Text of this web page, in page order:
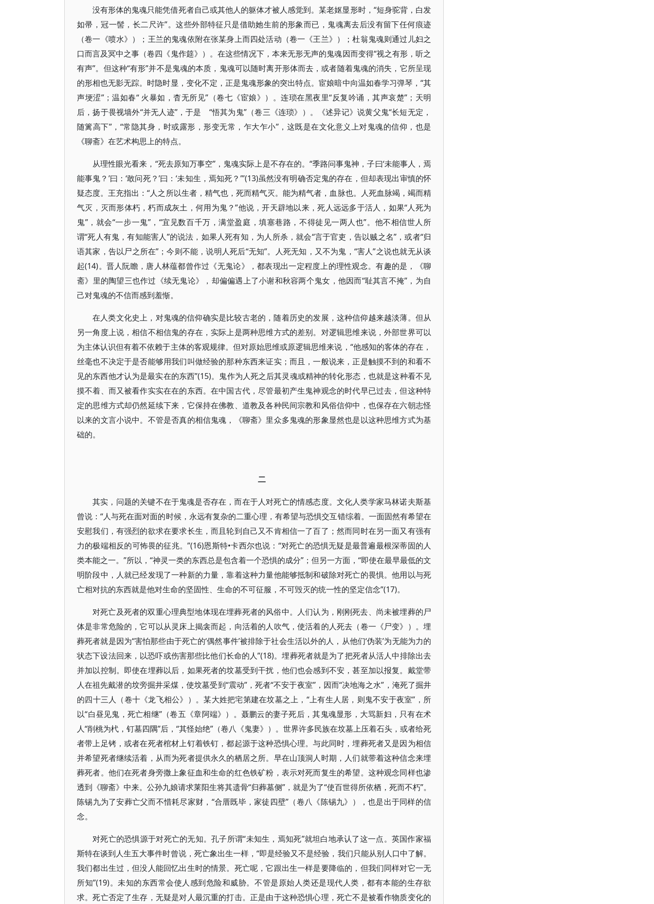
没有形体的鬼魂只能凭借死者自己或其他人的躯体才被人感觉到。某老妪显形时，“短身驼背，白发
如帚，冠一髻，长二尺许”。这些外部特征只是借助她生前的形象而已，鬼魂离去后没有留下任何痕迹
（卷一《喷水》）；王兰的鬼魂依附在张某身上而四处活动（卷一《王兰》）；杜翁鬼魂则通过儿妇之
口而言及冥中之事（卷四《鬼作筵》）。在这些情况下，本来无形无声的鬼魂因而变得“视之有形，听之
有声”。但这种“有形”并不是鬼魂的本质，鬼魂可以随时离开形体而去，或者随着鬼魂的消失，它所呈现
的形相也无影无踪。时隐时显，变化不定，正是鬼魂形象的突出特点。宦娘暗中向温如春学习弹琴，“其
声埂涩”；温如春“ 火暴如，杳无所见”（卷七《宦娘》）。连琐在黑夜里“反复吟诵，其声哀楚”；天明
后，扬于畏视墙外“并无人迹”，于是 “悟其为鬼”（卷三《连琐》）。《述异记》说黄父鬼“长短无定，
随篱高下”，“常隐其身，时或露形，形变无常，乍大乍小”，这既是在文化意义上对鬼魂的信仰，也是
《聊斋》在艺术构思上的特点。
从理性眼光看来，“死去原知万事空”，鬼魂实际上是不存在的。“季路问事鬼神，子曰‘未能事人，焉
能事鬼？’曰：‘敢问死？’曰：‘未知生，焉知死？’”(13)虽然没有明确否定鬼的存在，但却表现出审慎的怀
疑态度。王充指出：“人之所以生者，精气也，死而精气灭。能为精气者，血脉也。人死血脉竭，竭而精
气灭，灭而形体朽，朽而成灰土，何用为鬼？”他说，开天辟地以来，死人远远多于活人，如果“人死为
鬼”，就会“一步一鬼”，“宜见数百千万，满堂盈庭，填塞巷路，不得徒见一两人也”。他不相信世人所
谓“死人有鬼，有知能害人”的说法，如果人死有知，为人所杀，就会“言于官吏，告以贼之名”，或者“归
语其家，告以尸之所在”；今则不能，说明人死后“无知”。人死无知，又不为鬼，“害人”之说也就无从谈
起(14)。晋人阮瞻，唐人林蕴都曾作过《无鬼论》，都表现出一定程度上的理性观念。有趣的是，《聊
斋》里的陶望三也作过《续无鬼论》，却偏偏遇上了小谢和秋容两个鬼女，他因而“耻其言不掩”，为自
己对鬼魂的不信而感到羞惭。
在人类文化史上，对鬼魂的信仰确实是比较古老的，随着历史的发展，这种信仰越来越淡薄。但从
另一角度上说，相信不相信鬼的存在，实际上是两种思维方式的差别。对逻辑思维来说，外部世界可以
为主体认识但有着不依赖于主体的客观规律。但对原始思维或原逻辑思维来说，“他感知的客体的存在，
丝毫也不决定于是否能够用我们叫做经验的那种东西来证实；而且，一般说来，正是触摸不到的和看不
见的东西他才认为是最实在的东西”(15)。鬼作为人死之后其灵魂或精神的转化形态，也就是这种看不见
摸不着、而又被看作实实在在的东西。在中国古代，尽管最初产生鬼神观念的时代早已过去，但这种特
定的思维方式却仍然延续下来，它保持在佛教、道教及各种民间宗教和风俗信仰中，也保存在六朝志怪
以来的文言小说中。不管是否真的相信鬼魂，《聊斋》里众多鬼魂的形象显然也是以这种思维方式为基
础的。
二
其实，问题的关键不在于鬼魂是否存在，而在于人对死亡的情感态度。文化人类学家马林诺夫斯基
曾说：“人与死在面对面的时候，永远有复杂的二重心理，有希望与恐惧交互错综着。一面固然有希望在
安慰我们，有强烈的欲求在要求长生，而且轮到自己又不肯相信一了百了；然而同时在另一面又有强有
力的极端相反的可怖畏的征兆。”(16)恩斯特•卡西尔也说：“对死亡的恐惧无疑是最普遍最根深蒂固的人
类本能之一。”所以，“神灵一类的东西总是包含着一个恐惧的成分”；但另一方面，“即使在最早最低的文
明阶段中，人就已经发现了一种新的力量，靠着这种力量他能够抵制和破除对死亡的畏惧。他用以与死
亡相对抗的东西就是他对生命的坚固性、生命的不可征服，不可毁灭的统一性的坚定信念”(17)。
对死亡及死者的双重心理典型地体现在埋葬死者的风俗中。人们认为，刚刚死去、尚未被埋葬的尸
体是非常危险的，它可以从灵床上揭衾而起，向活着的人吹气，使活着的人死去（卷一《尸变》）。埋
葬死者就是因为“害怕那些由于死亡的‘偶然事件’被排除于社会生活以外的人，从他们‘伪装’为无能为力的
状态下设法回来，以恐吓或伤害那些比他们长命的人”(18)。埋葬死者就是为了把死者从活人中排除出去
并加以控制。即使在埋葬以后，如果死者的坟墓受到干扰，他们也会感到不安，甚至加以报复。戴堂带
人在祖先戴潜的坟旁掘井采煤，使坟墓受到“震动”，死者“不安于夜室”，因而“决地海之水”，淹死了掘井
的四十三人（卷十《龙飞相公》）。某大姓把宅第建在坟墓之上，“上有生人居，则鬼不安于夜室”，所
以“白昼见鬼，死亡相继”（卷五《章阿端》）。聂鹏云的妻子死后，其鬼魂显形，大骂新妇，只有在术
人“削桃为杙，钉墓四隅”后，“其怪始绝”（卷八《鬼妻》）。世界许多民族在坟墓上压着石头，或者给死
者带上足铐，或者在死者棺材上钉着铁钉，都起源于这种恐惧心理。与此同时，埋葬死者又是因为相信
并希望死者继续活着，从而为死者提供永久的栖居之所。早在山顶洞人时期，人们就带着这种信念来埋
葬死者。他们在死者身旁撒上象征血和生命的红色铁矿粉，表示对死而复生的希望。这种观念同样也渗
透到《聊斋》中来。公孙九娘请求莱阳生将其遗骨“归葬墓侧”，就是为了“使百世得所依栖，死而不朽”。
陈锡九为了安葬亡父而不惜耗尽家财，“合厝既毕，家徒四壁”（卷八《陈锡九》），也是出于同样的信
念。
对死亡的恐惧源于对死亡的无知。孔子所谓“未知生，焉知死”就坦白地承认了这一点。英国作家福
斯特在谈到人生五大事件时曾说，死亡象出生一样，“即是经验又不是经验，我们只能从别人口中了解。
我们都出生过，但没人能回忆出生时的情景。死亡呢，它跟出生一样是要降临的，但我们同样对它一无
所知”(19)。未知的东西常会使人感到危险和威胁。不管是原始人类还是现代人类，都有本能的生存欲
求。死亡否定了生存，无疑是对人最沉重的打击。正是由于这种恐惧心理，死亡不是被看作物质变化的